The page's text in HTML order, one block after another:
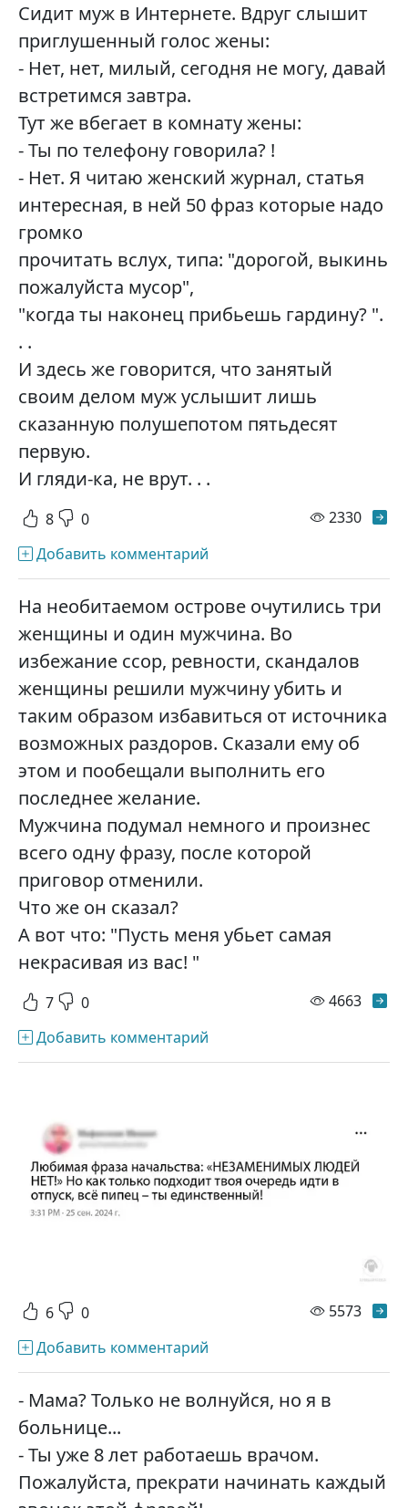
Сидит муж в Интернете. Вдруг слышит
приглушенный голос жены:
- Нет, нет, милый, сегодня не могу, давай
встретимся завтра.
Тут же вбегает в комнату жены:
- Ты по телефону говорила? !
- Нет. Я читаю женский журнал, статья
интересная, в ней 50 фраз которые надо
громко
прочитать вслух, типа: "дорогой, выкинь
пожалуйста мусор",
"когда ты наконец прибьешь гардину? ".
. .
И здесь же говорится, что занятый
своим делом муж услышит лишь
сказанную полушепотом пятьдесят
первую.
И гляди-ка, не врут. . .
8 0 2330
Добавить комментарий
На необитаемом острове очутились три
женщины и один мужчина. Во
избежание ссор, ревности, скандалов
женщины решили мужчину убить и
таким образом избавиться от источника
возможных раздоров. Сказали ему об
этом и пообещали выполнить его
последнее желание.
Мужчина подумал немного и произнес
всего одну фразу, после которой
приговор отменили.
Что же он сказал?
А вот что: "Пусть меня убьет самая
некрасивая из вас! "
7 0 4663
Добавить комментарий
6 0 5573
Добавить комментарий
- Мама? Только не волнуйся, но я в
больнице...
- Ты уже 8 лет работаешь врачом.
Пожалуйста, прекрати начинать каждый